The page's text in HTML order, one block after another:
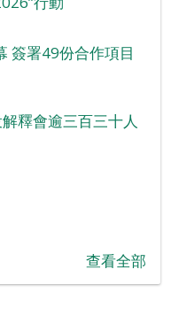
簽署49份合作項目
釋會逾三百三十人
查看全部